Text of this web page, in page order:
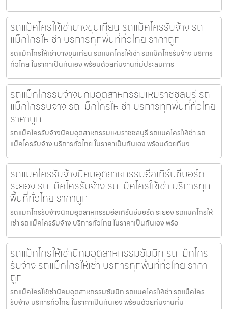
รถแม็คโครให้เช่าบางขุนเทียน รถแม็คโครรับจ้าง รถ
แม็คโครให้เช่า บริการทุกพื้นที่ทั่วไทย ราคาถูก
รถแม็คโครให้เช่าบางขุนเทียน รถแมคโครให้เช่า รถแม็คโครรับจ้าง บริการ
ทั่วไทย ในราคาเป็นกันเอง พร้อมด้วยทีมงานที่มีประสบการ
รถแม็คโครรับจ้างนิคมอุตสาหกรรมเหมราชชลบุรี รถ
แม็คโครรับจ้าง รถแม็คโครให้เช่า บริการทุกพื้นที่ทั่วไทย
ราคาถูก
รถแม็คโครรับจ้างนิคมอุตสาหกรรมเหมราชชลบุรี รถแมคโครให้เช่า รถ
แม็คโครรับจ้าง บริการทั่วไทย ในราคาเป็นกันเอง พร้อมด้วยทีมง
รถแมคโครรับจ้างนิคมอุตสาหกรรมอีสเทิร์นซีบอร์ด
ระยอง รถแม็คโครรับจ้าง รถแม็คโครให้เช่า บริการทุก
พื้นที่ทั่วไทย ราคาถูก
รถแมคโครรับจ้างนิคมอุตสาหกรรมอีสเทิร์นซีบอร์ด ระยอง รถแมคโครให้
เช่า รถแม็คโครรับจ้าง บริการทั่วไทย ในราคาเป็นกันเอง พร้อ
รถแม็คโครให้เช่านิคมอุตสาหกรรมซัมมิท รถแม็คโคร
รับจ้าง รถแม็คโครให้เช่า บริการทุกพื้นที่ทั่วไทย ราคา
ถูก
รถแม็คโครให้เช่านิคมอุตสาหกรรมซัมมิท รถแมคโครให้เช่า รถแม็คโคร
รับจ้าง บริการทั่วไทย ในราคาเป็นกันเอง พร้อมด้วยทีมงานที่ม